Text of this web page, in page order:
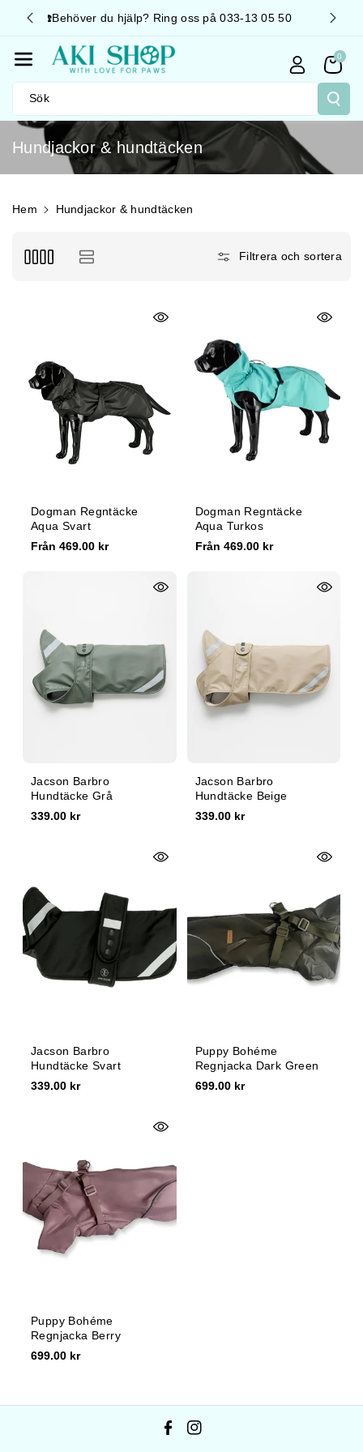
Ill Innehåll
13 05 50 🚛 Snabb leverans 📦 Fraktfritt över 499kr
Sök
0
P
d
Hundjackor & hundtäcken
Hem Hundjackor & hundtäcken
Filtrera och sortera
Dogman Regntäcke
Aqua Svart
Från 469.00 kr
Dogman Regntäcke
Aqua Turkos
Från 469.00 kr
Jacson Barbro
Hundtäcke Grå
339.00 kr
Jacson Barbro
Hundtäcke Beige
339.00 kr
Jacson Barbro
Hundtäcke Svart
339.00 kr
Puppy Bohéme
Regnjacka Dark Green
699.00 kr
Puppy Bohéme
Regnjacka Berry
699.00 kr
F I